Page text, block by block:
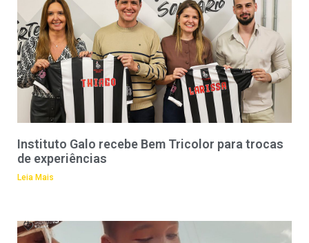
Instituto Galo recebe Bem Tricolor para trocas
de experiências
Leia Mais